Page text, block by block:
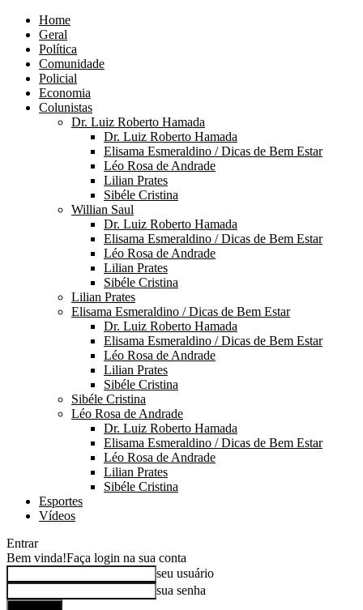
Home
Geral
Política
Comunidade
Policial
Economia
Colunistas
Dr. Luiz Roberto Hamada
Dr. Luiz Roberto Hamada
Elisama Esmeraldino / Dicas de Bem Estar
Léo Rosa de Andrade
Lilian Prates
Sibéle Cristina
Willian Saul
Dr. Luiz Roberto Hamada
Elisama Esmeraldino / Dicas de Bem Estar
Léo Rosa de Andrade
Lilian Prates
Sibéle Cristina
Lilian Prates
Elisama Esmeraldino / Dicas de Bem Estar
Dr. Luiz Roberto Hamada
Elisama Esmeraldino / Dicas de Bem Estar
Léo Rosa de Andrade
Lilian Prates
Sibéle Cristina
Sibéle Cristina
Léo Rosa de Andrade
Dr. Luiz Roberto Hamada
Elisama Esmeraldino / Dicas de Bem Estar
Léo Rosa de Andrade
Lilian Prates
Sibéle Cristina
Esportes
Vídeos
Entrar
Bem vinda!Faça login na sua conta
seu usuário
sua senha